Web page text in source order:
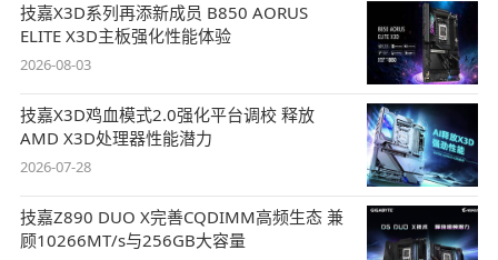
技嘉X3D系列再添新成员 B850 AORUS
ELITE X3D主板强化性能体验
2026-08-03
技嘉X3D鸡血模式2.0强化平台调校 释放
AMD X3D处理器性能潜力
2026-07-28
技嘉Z890 DUO X完善CQDIMM高频生态 兼
顾10266MT/s与256GB大容量